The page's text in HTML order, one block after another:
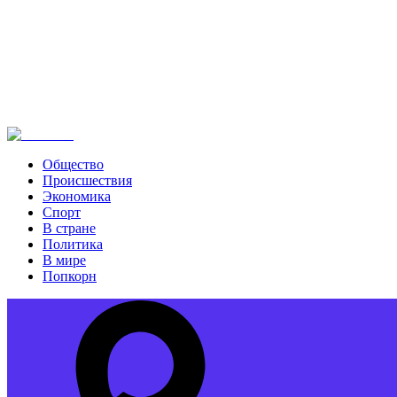
Общество
Происшествия
Экономика
Спорт
В стране
Политика
В мире
Попкорн